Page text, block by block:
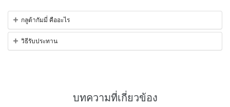
กลูต้ากัมมี่ คืออะไร
วิธีรับประทาน
บทความที่เกี่ยวข้อง